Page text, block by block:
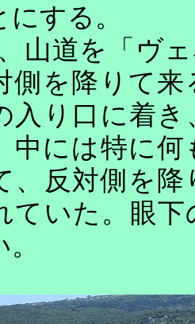
する。
山道を「ヴ
側を降りて
入り口に着
中には特に
、反対側を
ていた。眼